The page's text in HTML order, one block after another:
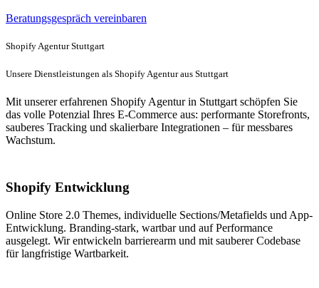
Beratungsgespräch vereinbaren
Shopify Agentur Stuttgart
Unsere Dienstleistungen als Shopify Agentur aus Stuttgart
Mit unserer erfahrenen Shopify Agentur in Stuttgart schöpfen Sie
das volle Potenzial Ihres E-Commerce aus: performante Storefronts,
sauberes Tracking und skalierbare Integrationen – für messbares
Wachstum.
Shopify Entwicklung
Online Store 2.0 Themes, individuelle Sections/Metafields und App-
Entwicklung. Branding-stark, wartbar und auf Performance
ausgelegt. Wir entwickeln barrierearm und mit sauberer Codebase
für langfristige Wartbarkeit.